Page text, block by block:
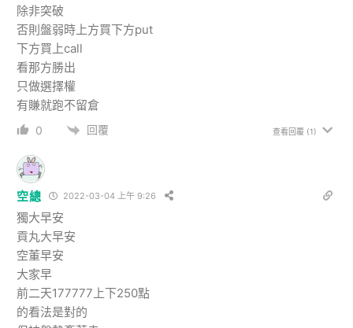
除非突破
否則盤弱時上方買下方put
下方買上call
看那方勝出
只做選擇權
有賺就跑不留倉
0 回覆 查看回覆 (1)
空總 2022-03-04 上午 9:26
獨大早安
貢丸大早安
空董早安
大家早
前二天177777上下250點
的看法是對的